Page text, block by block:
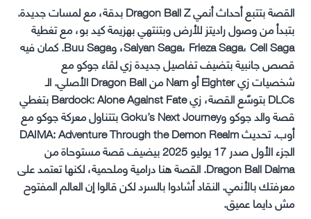
القصة بتتبع أحداث أنمي Dragon Ball Z بدقة، مع لمسات جديدة.
بتبدأ من وصول راديتز للأرض وبتنتهي بهزيمة كيد بو، مع تغطية
Saiyan Saga، Frieza Saga، Cell Saga، وBuu Saga. كمان فيه
قصص جانبية بتضيف تفاصيل جديدة زي لقاء جوكو مع
شخصيات زي Eighter أو Nam من Dragon Ball الأصلي. الـ
DLCs بتوسّع القصة، زي Bardock: Alone Against Fate بتغطي
قصة والد جوكو وGoku’s Next Journey بتتناول معركة جوكو مع
أوب. تحديث DAIMA: Adventure Through the Demon Realm
الجزء الأول صدر 17 يوليو 2025 بيضيف قصة مستوحاة من
Dragon Ball Daima. القصة هنا درامية وملحمية، لكنها تعتمد على
معرفتك بالأنمي. النقاد أشادوا بالسرد لكن قالوا إن العالم المفتوح
مش دايما عميق.